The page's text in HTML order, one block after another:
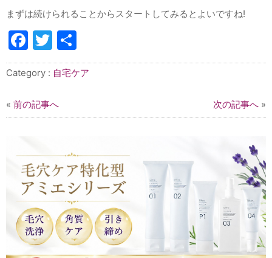
まずは続けられることからスタートしてみるとよいですね!
Facebook
Twitter
有
Category : 自宅ケア
« 前の記事へ 次の記事へ »